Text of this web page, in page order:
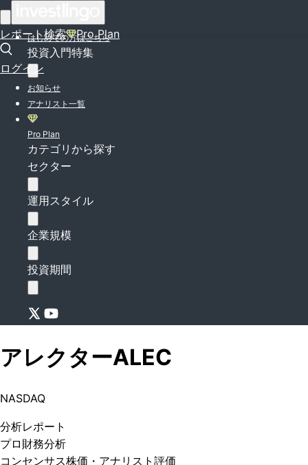
レポート検索 Pro Plan
ログイン
はじめての方はこちら
投資入門特集
お知らせ
アナリスト一覧
Pro Plan
カテゴリから探す
セクター
運用スタイル
企業規模
投資期間
アレクターALEC
NASDAQ
分析レポート
プロ 財務分析
コンセンサス株価 ・アナリスト評価